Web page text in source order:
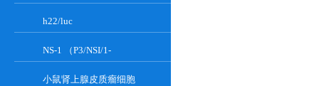
h22/luc
NS-1 （P3/NSI/1-
小鼠肾上腺皮质瘤细胞